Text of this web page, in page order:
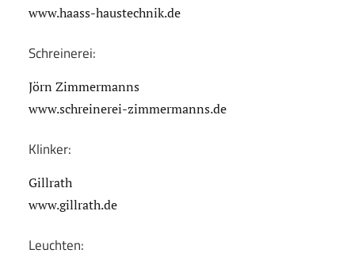
www.haass-haustechnik.de
Schreinerei:
Jörn Zimmermanns
www.schreinerei-zimmermanns.de
Klinker:
Gillrath
www.gillrath.de
Leuchten: